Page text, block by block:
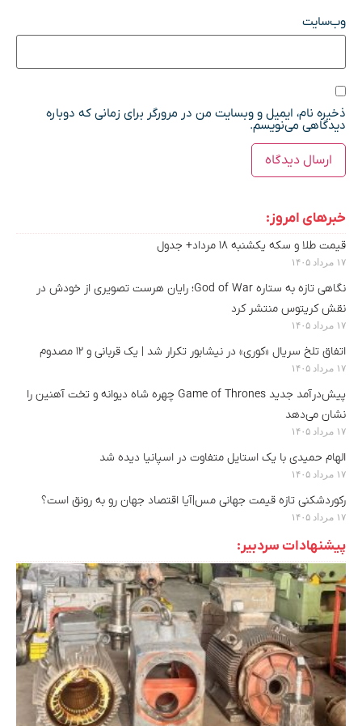
وب‌سایت
ذخیره نام، ایمیل و وبسایت من در مرورگر برای زمانی که دوباره
دیدگاهی می‌نویسم.
خبرهای امروز:
قیمت طلا و سکه یکشنبه ۱۸ مرداد+ جدول
۱۷ مرداد ۱۴۰۵
نگاهی تازه به ستاره God of War؛ رایان هرست تصویری از خودش در
نقش کریتوس منتشر کرد
۱۷ مرداد ۱۴۰۵
اتفاق تلخ سریال «کوری» در نیشابور تکرار شد | یک قربانی و ۱۲ مصدوم
۱۷ مرداد ۱۴۰۵
پیش‌درآمد جدید Game of Thrones چهره شاه دیوانه و تخت آهنین را
نشان می‌دهد
۱۷ مرداد ۱۴۰۵
الهام حمیدی با یک استایل متفاوت در اسپانیا دیده شد
۱۷ مرداد ۱۴۰۵
رکوردشکنی تازه قیمت جهانی مس|آیا اقتصاد جهان رو به رونق است؟
۱۷ مرداد ۱۴۰۵
پیشنهادات سردبیر: